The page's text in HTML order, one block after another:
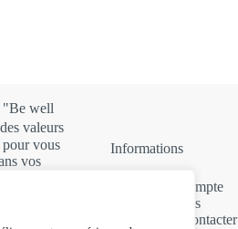
"Be well
valeurs
pour vous
vos
Informations
Mon Compte
A Propos
Nous Contacter